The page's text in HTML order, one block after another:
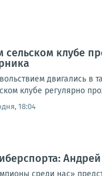
сельском клубе
двигались в
клубе регулярно
18:04
среди нас»